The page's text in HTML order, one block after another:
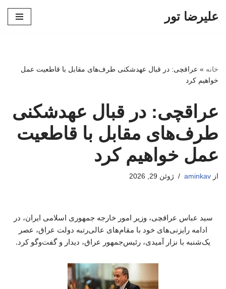
علیرضا تور
خانه » عراقچی: در قبال عهدشکنی طرف‌های مقابل با قاطعیت عمل
خواهیم کرد
عراقچی: در قبال عهدشکنی
طرف‌های مقابل با قاطعیت
عمل خواهیم کرد
از aminkav ژوئن 29, 2026
سید عباس عراقچی، وزیر امور خارجه جمهوری اسلامی ایران، در
ادامه رایزنی‌های خود با مقام‌های عالی‌رتبه دولت عراق، عصر
یک‌شنبه با نزار آمیدی، رئیس‌جمهور عراق، دیدار و گفت‌وگو کرد.